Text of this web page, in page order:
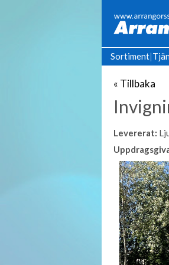
Sortiment|
« Tillbaka
Levererat: